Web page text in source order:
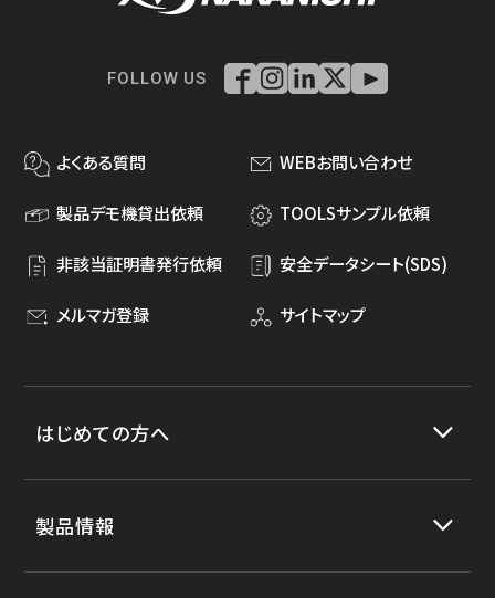
FOLLOW US
よくある質問 WEBお問い合わせ
製品デモ機貸出依頼 TOOLSサンプル依頼
非該当証明書発行依頼 安全データシート(SDS)
メルマガ登録 サイトマップ
はじめての方へ
製品情報